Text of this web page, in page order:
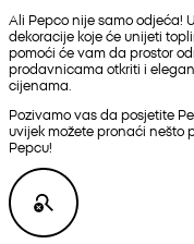
Ali Pepco nije samo odjeća!
dekoracije koje će unijeti
pomoći će vam da prostor
prodavnicama otkriti i
cijenama.
Pozivamo vas da posjetite
uvijek možete pronaći nešto
Pepcu!